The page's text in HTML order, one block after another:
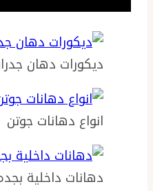
ديكورات دهان
انواع دهانات جوتن
دهانات داخلية